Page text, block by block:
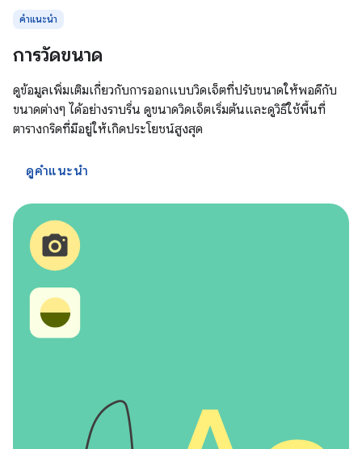
คำแนะนำ
การวัดขนาด
ดูข้อมูลเพิ่มเติมเกี่ยวกับการออกแบบวิดเจ็ตที่ปรับขนาดให้พอดีกับ
ขนาดต่างๆ ได้อย่างราบรื่น ดูขนาดวิดเจ็ตเริ่มต้นและดูวิธีใช้พื้นที่
ตารางกริดที่มีอยู่ให้เกิดประโยชน์สูงสุด
ดูคำแนะนำ